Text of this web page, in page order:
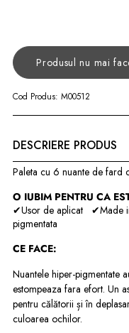
Produsul nu mai
Cod Produs: M00512
DESCRIERE PRODUS
Paleta cu 6 nuante de fard
O IUBIM PENTRU CA
✔Usor de aplicat
✔Made
pigmentata
CE FACE:
Nuantele hiper-pigmentate
estompeaza fara efort. Un
pentru călătorii și în
culoarea ochilor.